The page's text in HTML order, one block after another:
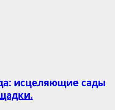
исцеляющие сады